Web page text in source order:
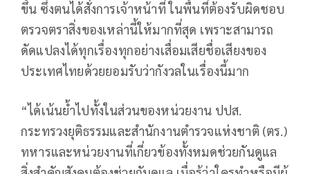
ขึ้น ซึ่งตนได้สั่งการเจ้าหน้าที่ ในพื้นที่ต้องรับผิดชอบ
ตรวจตราสิ่งของเหล่านี้ให้มากที่สุด เพราะสามารถ
ดัดแปลงได้ทุกเรื่องทุกอย่างเสื่อมเสียชื่อเสียงของ
ประเทศไทยด้วยยอมรับว่ากังวลในเรื่องนี้มาก
“ได้เน้นย้ำไปทั้งในส่วนของหน่วยงาน ปปส.
กระทรวงยุติธรรมและสำนักงานตำรวจแห่งชาติ (ตร.)
ทหารและหน่วยงานที่เกี่ยวข้องทั้งหมดช่วยกันดูแล